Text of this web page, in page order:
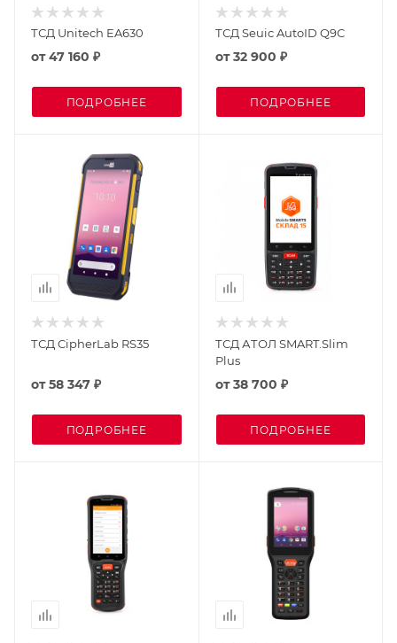
ТСД Unitech EA630
от47 160 ₽
ПОДРОБНЕЕ
ТСД Seuic AutoID Q9С
от32 900 ₽
ПОДРОБНЕЕ
ТСД CipherLab RS35
от58 347 ₽
ПОДРОБНЕЕ
ТСД АТОЛ SMART.Slim
Plus
от38 700 ₽
ПОДРОБНЕЕ